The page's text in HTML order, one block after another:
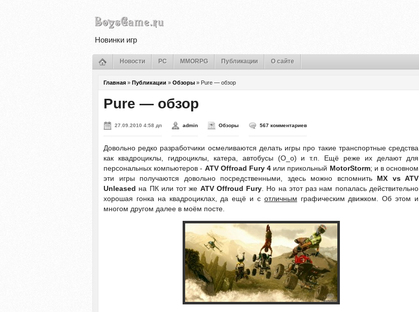
Новинки игр
Новости PC MMORPG Публикации О сайте
Главная » Публикации » Обзоры » Pure — обзор
Pure — обзор
27.09.2010 4:58 дп admin Обзоры 567 комментариев
Довольно редко разработчики осмеливаются делать игры про такие транспортные средства
как квадроциклы, гидроциклы, катера, автобусы (О_о) и т.п. Ещё реже их делают для
персональных компьютеров - ATV Offroad Fury 4 или прикольный MotorStorm; и в основном
эти игры получаются довольно посредственными, здесь можно вспомнить MX vs ATV
Unleased на ПК или тот же ATV Offroud Fury . Но на этот раз нам попалась действительно
хорошая гонка на квадроциклах, да ещё и с отличным графическим движком. Об этом и
многом другом далее в моём посте.